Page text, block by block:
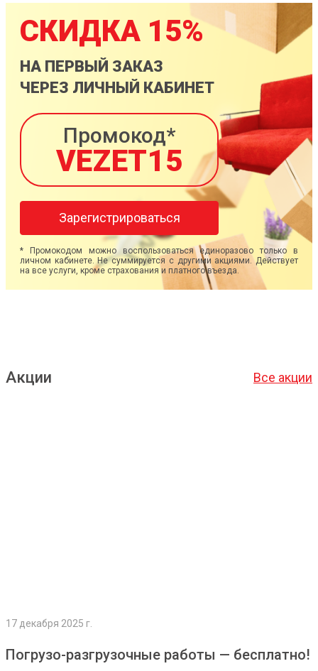
СКИДКА 15%
НА ПЕРВЫЙ ЗАКАЗ
ЧЕРЕЗ ЛИЧНЫЙ КАБИНЕТ
Промокод*
VEZET15
Зарегистрироваться
* Промокодом можно воспользоваться единоразово только в
личном кабинете. Не суммируется с другими акциями. Действует
на все услуги, кроме страхования и платного въезда.
Акции Все акции
17 декабря 2025 г.
Погрузо-разгрузочные работы — бесплатно!